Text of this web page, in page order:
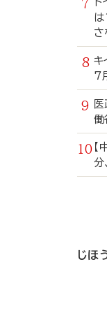
さ
キ
7
働
【
じほ